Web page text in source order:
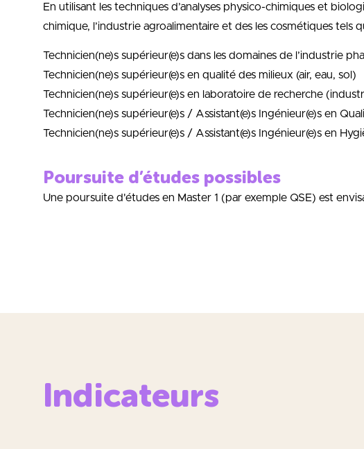
En utilisant les techniques d’analyses physico-chimiques et
chimique, l’industrie agroalimentaire et des les cosmétiques tels
Technicien(ne)s supérieur(e)s dans les domaines de l’industrie
Technicien(ne)s supérieur(e)s en qualité des milieux (air, eau, sol)
Technicien(ne)s supérieur(e)s en laboratoire de recherche
Technicien(ne)s supérieur(e)s / Assistant(e)s Ingénieur(e)s en
Technicien(ne)s supérieur(e)s / Assistant(e)s Ingénieur(e)s en
Poursuite d’études possibles
Une poursuite d'études en Master 1 (par exemple QSE) est
Indicateurs